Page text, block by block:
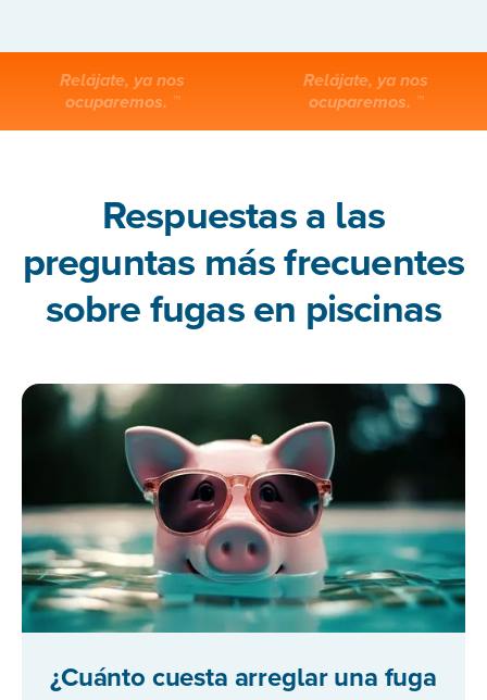
Relájate, ya nos
ocuparemos. ™
Relájate, ya nos
ocuparemos. ™
Respuestas a las
preguntas más frecuentes
sobre fugas en piscinas
¿Cuánto cuesta arreglar una fuga